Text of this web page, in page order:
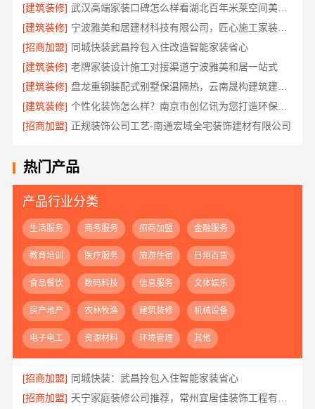
[建筑装修]
武汉高端家装口碑怎么样看湖北百年米莱空间美学装饰材料有限公司
[建筑装修]
宁波雅美和居建材科技有限公司，匠心施工家装对接渠道
[招商加盟] 同城快装武昌拎包入住改造智能家装省心
[建筑装修] 老牌家装设计施工对接渠道宁波雅美和居一站式
[建筑装修]
盘龙重钢装配式别墅保温隔热，云南晟构建筑建材有限公司专业施工
[建筑装修]
个性化装饰怎么样？南京市创亿讯为您打造环保家装
[招商加盟] 正规装饰公司工艺-南通宏域全宅装饰建材有限公司
热门产品
产品行业分类
生活服务 商务服务 招商加盟 金融服务
教育培训 医疗服务 旅游住宿 日用百货
食品餐饮 数码科技 信息服务 文体娱乐
房产地产 农林牧渔 建筑装修 机械设备
电子电工 资源材料 环境管理 其他
[招商加盟] 同城快装：武昌拎包入住智能家装省心
[招商加盟]